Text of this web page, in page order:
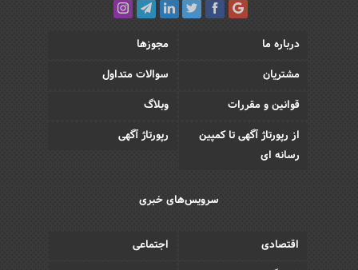
درباره ما
مجوزها
مشتریان
سوالات متداول
قوانین و مقررات
وبلاگ
از رپورتاژ آگهی تا کمپین
رسانه ای
رپورتاژ آگهی
سرویس‌های خبری
اقتصادی
اجتماعی